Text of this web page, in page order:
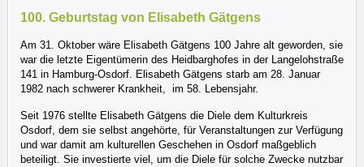
100. Geburtstag von Elisabeth Gätgens
Am 31. Oktober wäre Elisabeth Gätgens 100 Jahre alt geworden, sie
war die letzte Eigentümerin des Heidbarghofes in der Langelohstraße
141 in Hamburg-Osdorf. Elisabeth Gätgens starb am 28. Januar
1982 nach schwerer Krankheit, im 58. Lebensjahr.
Seit 1976 stellte Elisabeth Gätgens die Diele dem Kulturkreis
Osdorf, dem sie selbst angehörte, für Veranstaltungen zur Verfügung
und war damit am kulturellen Geschehen in Osdorf maßgeblich
beteiligt. Sie investierte viel, um die Diele für solche Zwecke nutzbar